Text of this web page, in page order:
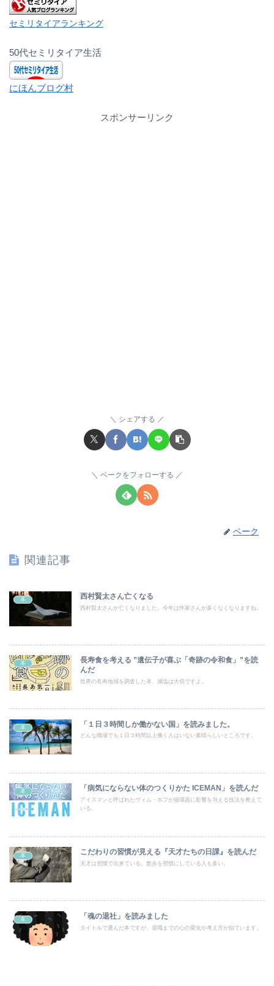
セミリタイアランキング
50代セミリタイア生活
にほんブログ村
スポンサーリンク
シェアする
ベークをフォローする
ベーク
関連記事
本 西村賢太さん亡くなる
西村賢太さんが亡くなりました。今年は作家さんが多くなくなりますね。
本
長寿食を考える ”遺伝子が喜ぶ「奇跡の令和食」”を読
んだ
世界の長寿地域を調査した本、減塩は大切ですよ。
本 「１日３時間しか働かない国」を読みました。
どんな職場でも１日３時間以上働く人はいない素晴らしいところです。
本 「病気にならない体のつくりかた ICEMAN」を読んだ
アイスマンと呼ばれたヴィム・ホフが循環器に影響を与える技法を教えて
いる。
本 こだわりの習慣が見える『天才たちの日課』を読んだ
天才は習慣で出来ている。散歩を習慣にしている人も多い。
本 「魂の退社」を読みました
タイトルで選んだ本ですが、退職までの心の変化や考え方が似ています。